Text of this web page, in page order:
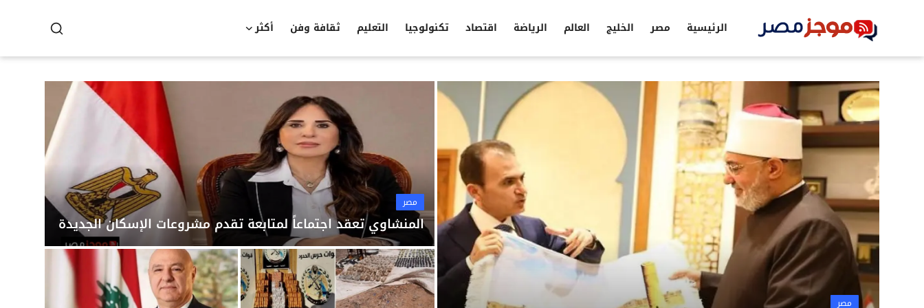
الرئيسية مصر الخليج العالم الرياضة اقتصاد تكنولوجيا التعليم ثقافة وفن أكثر
الرئيسية
تكنولوجيا
مصر مصر
مصر
المنشاوي تعقد اجتماعاً لمتابعة تقدم مشروعات الإسكان الجديدة